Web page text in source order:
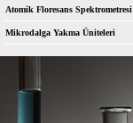
Atomik Floresans Spektrometresi
Mikrodalga Yakma Üniteleri